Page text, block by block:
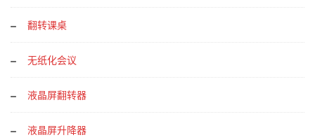
翻转课桌
无纸化会议
液晶屏翻转器
液晶屏升降器